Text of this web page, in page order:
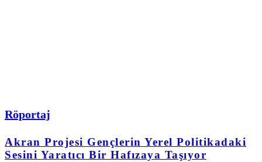
Röportaj
Akran Projesi Gençlerin Yerel Politikadaki
Sesini Yaratıcı Bir Hafızaya Taşıyor